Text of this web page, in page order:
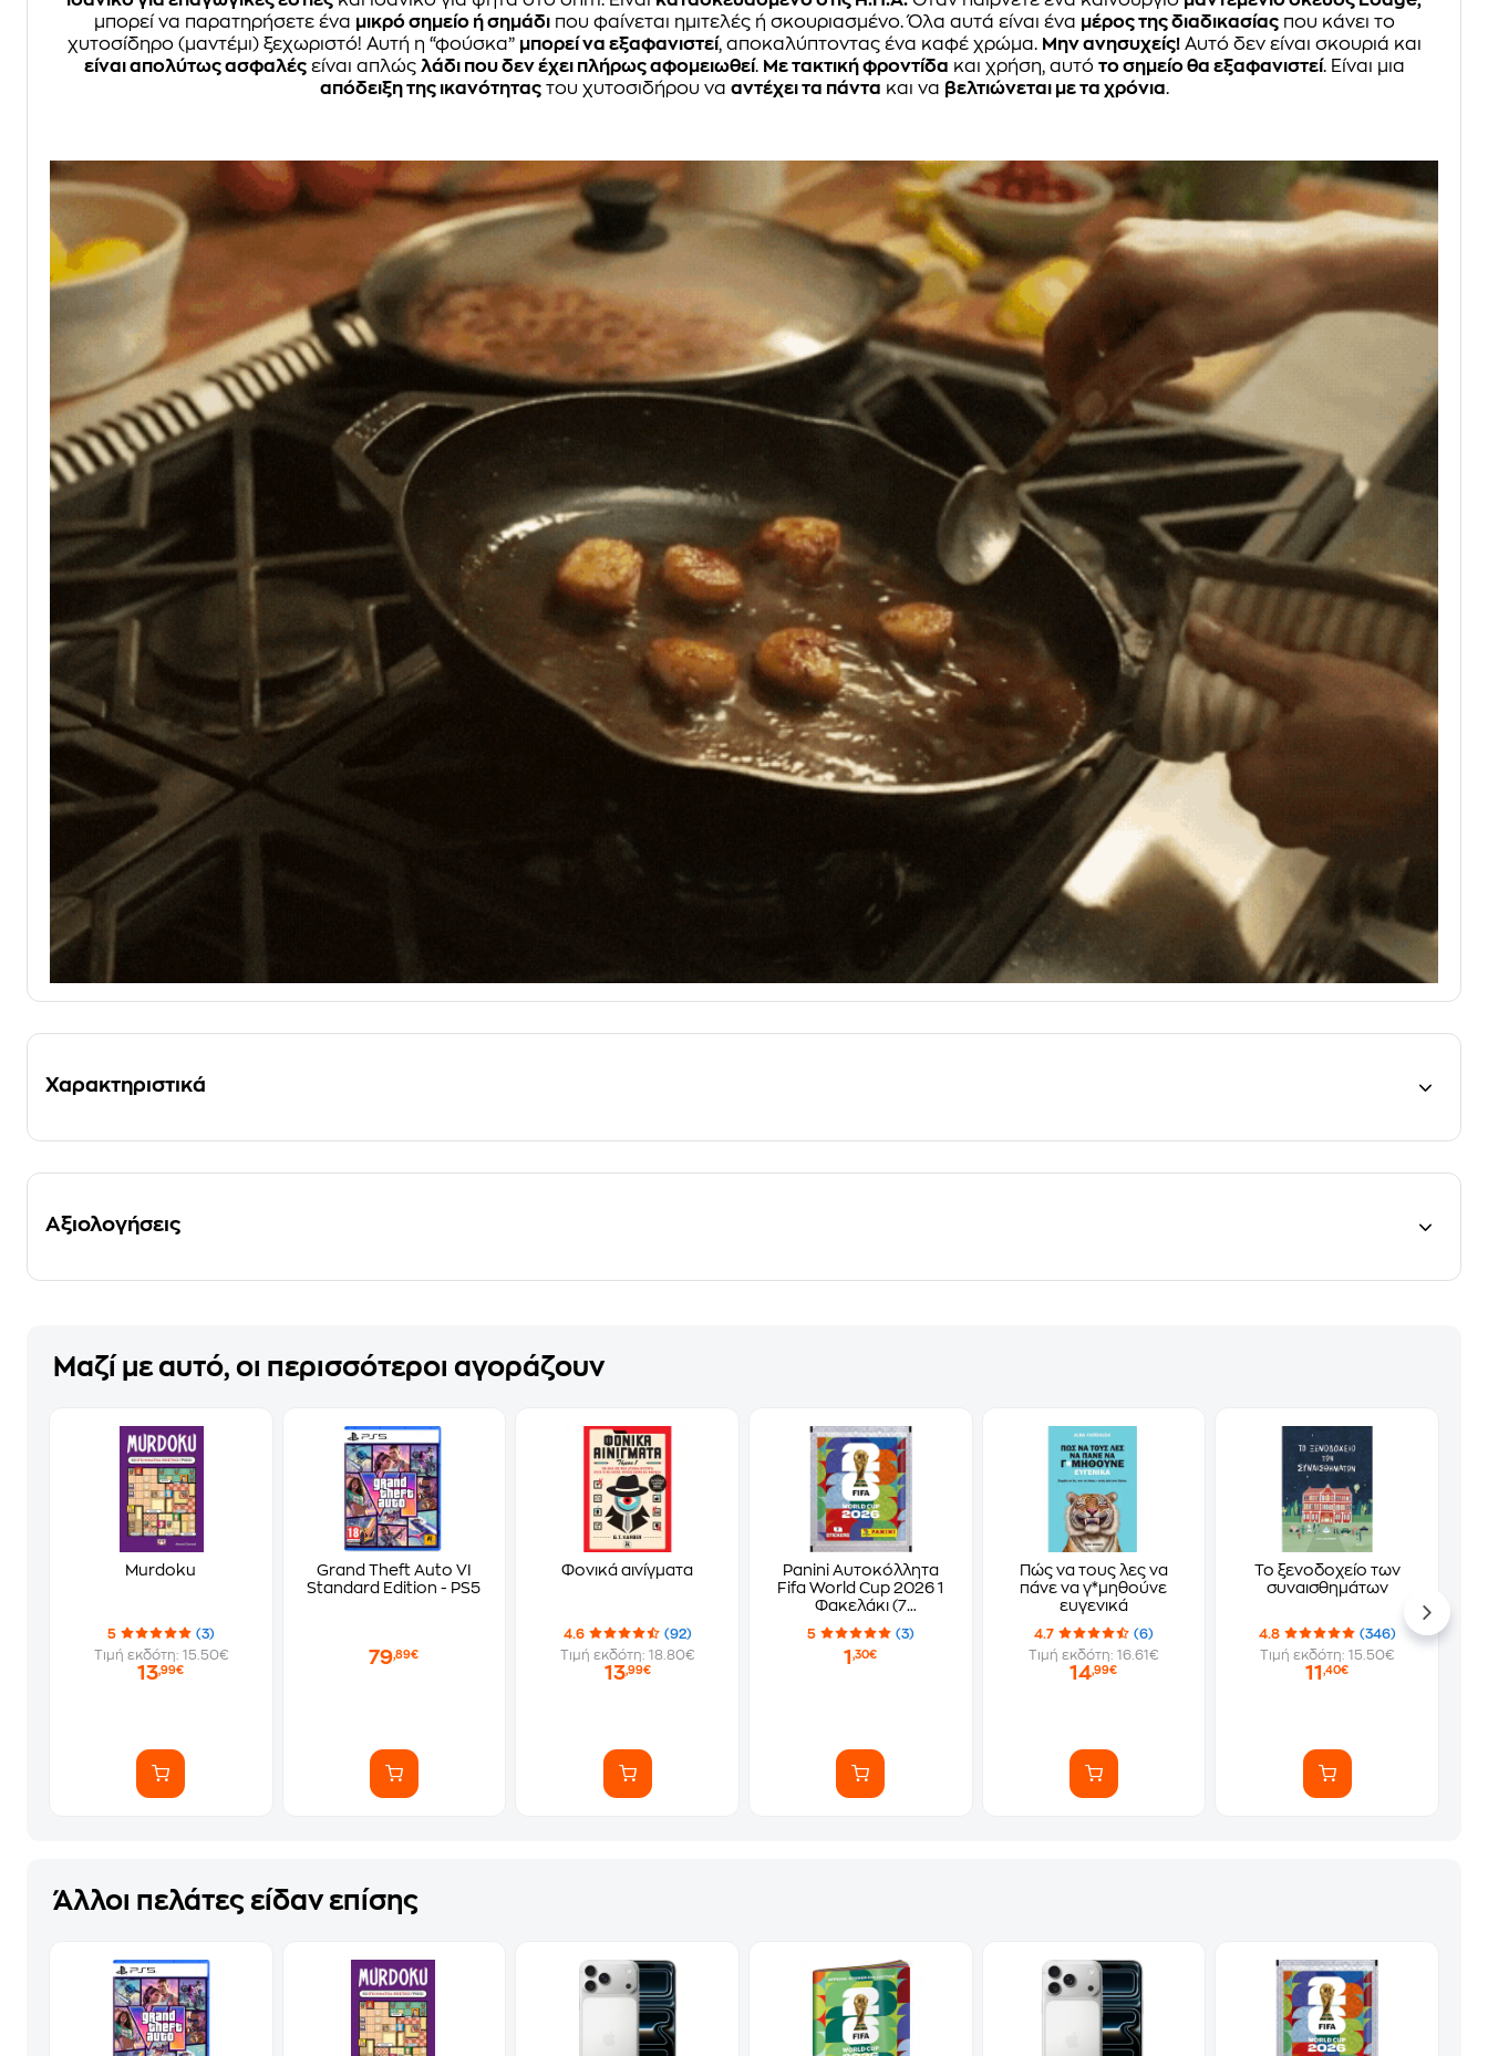
μπορεί να παρατηρήσετε ένα μικρό σημείο ή σημάδιπου φαίνεται ημιτελές ή σκουριασμένο. Όλα αυτά είναι ένα μέρος της διαδικασίαςπου κάνει το
χυτοσίδηρο (μαντέμι) ξεχωριστό! Αυτή η “φούσκα” μπορεί να εξαφανιστεί, αποκαλύπτοντας ένα καφέ χρώμα. Μην ανησυχείς!Αυτό δεν είναι σκουριά και
είναι απολύτως ασφαλέςείναι απλώς λάδι που δεν έχει πλήρως αφομειωθεί. Με τακτική φροντίδα και χρήση, αυτό το σημείο θα εξαφανιστεί. Είναι μια
απόδειξη της ικανότηταςτου χυτοσιδήρου να αντέχει τα πάντα και να βελτιώνεται με τα χρόνια.
Χαρακτηριστικά
Αξιολογήσεις
Μαζί με αυτό, οι περισσότεροι αγοράζουν
Murdoku
5
(3)
Τιμή εκδότη: 15.50€
13,99€
Grand Theft Auto VI
Standard Edition - PS5
79,89€
Φονικά αινίγματα
4.6
(92)
Τιμή εκδότη: 18.80€
13,99€
Panini Αυτοκόλλητα
Fifa World Cup 2026 1
Φακελάκι (7
Αυτοκόλλητα)
5 (3)
1,30€
Πώς να τους λες να
πάνε να γ*μηθούνε
ευγενικά
4.7
(6)
Τιμή εκδότη: 16.61€
14,99€
Το ξενοδοχείο των
συναισθημάτων
4.8
(346)
Τιμή εκδότη: 15.50€
11,40€
Άλλοι πελάτες είδαν επίσης